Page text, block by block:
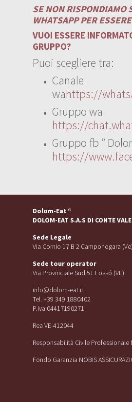
SE NON RISPONDIAMO
WHATSAPP PER
VUOI ESSERE
GRUPPO?
Puoi scegliere tra:
Canale
wahttps://
Gruppo wa
https://
Gruppo fb ”
https://
Dolom-Eat ®
DOLOM-EAT S.A.S DI CONTE
Sede Legale
Via Cornio 17 B 2 Camponogara (Ve)
Sede tour operator
Via Provinciale Sud 51 Fossó (VE)
info@dolom-eat.it
Tel. +39 349 1880402
P.iva 04417190271
Rea VE-412044
Responsabilità Civile Professionale
Fondo Garanzia NOBIS